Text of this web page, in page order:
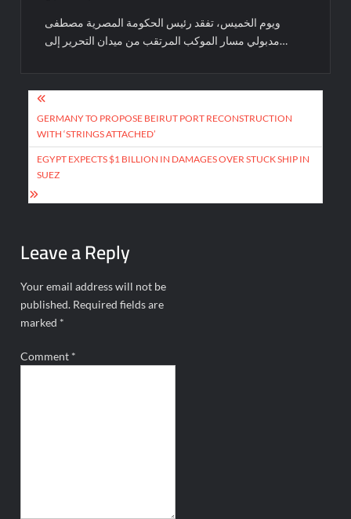
ويوم الخميس، تفقد رئيس الحكومة المصرية مصطفى
مدبولي مسار الموكب المرتقب من ميدان التحرير إلى…
Post
navigation
GERMANY TO PROPOSE BEIRUT PORT RECONSTRUCTION
WITH ‘STRINGS ATTACHED’
EGYPT EXPECTS $1 BILLION IN DAMAGES OVER STUCK SHIP IN
SUEZ
Leave a Reply
Your email address will not be
published. Required fields are
marked *
Comment *